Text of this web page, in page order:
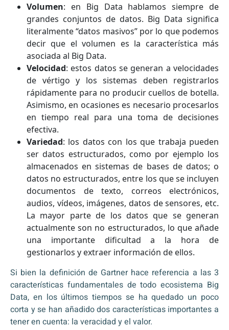
Volumen: en Big Data hablamos siempre de
grandes conjuntos de datos. Big Data significa
literalmente “datos masivos” por lo que podemos
decir que el volumen es la característica más
asociada al Big Data.
Velocidad: estos datos se generan a velocidades
de vértigo y los sistemas deben registrarlos
rápidamente para no producir cuellos de botella.
Asimismo, en ocasiones es necesario procesarlos
en tiempo real para una toma de decisiones
efectiva.
Variedad: los datos con los que trabaja pueden
ser datos estructurados, como por ejemplo los
almacenados en sistemas de bases de datos; o
datos no estructurados, entre los que se incluyen
documentos de texto, correos electrónicos,
audios, vídeos, imágenes, datos de sensores, etc.
La mayor parte de los datos que se generan
actualmente son no estructurados, lo que añade
una importante dificultad a la hora de
gestionarlos y extraer información de ellos.
Si bien la definición de Gartner hace referencia a las 3
características fundamentales de todo ecosistema Big
Data, en los últimos tiempos se ha quedado un poco
corta y se han añadido dos características importantes a
tener en cuenta: la veracidad y el valor.